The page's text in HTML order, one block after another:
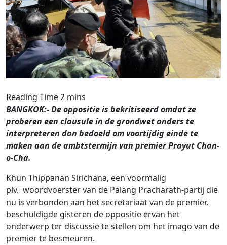
BANGKOK:- De oppositie is bekritiseerd omdat ze
proberen een clausule in de grondwet anders te
interpreteren dan bedoeld om voortijdig einde te
maken aan de ambtstermijn van premier Prayut Chan-
o-Cha.
Khun Thippanan Sirichana, een voormalig
plv. woordvoerster van de Palang Pracharath-partij die
nu is verbonden aan het secretariaat van de premier,
beschuldigde gisteren de oppositie ervan het
onderwerp ter discussie te stellen om het imago van de
premier te besmeuren.